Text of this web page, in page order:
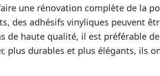
une rénovation complète de la
des adhésifs vinyliques peuvent
de haute qualité, il est préférable
plus durables et plus élégants, ils